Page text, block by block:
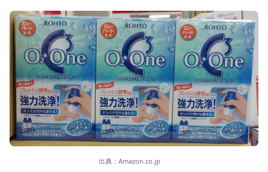
出典： Amazon.co.jp